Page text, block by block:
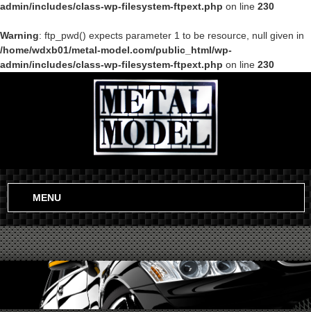
admin/includes/class-wp-filesystem-ftpext.php on line 230
Warning: ftp_pwd() expects parameter 1 to be resource, null given in
/home/wdxb01/metal-model.com/public_html/wp-
admin/includes/class-wp-filesystem-ftpext.php on line 230
MENU